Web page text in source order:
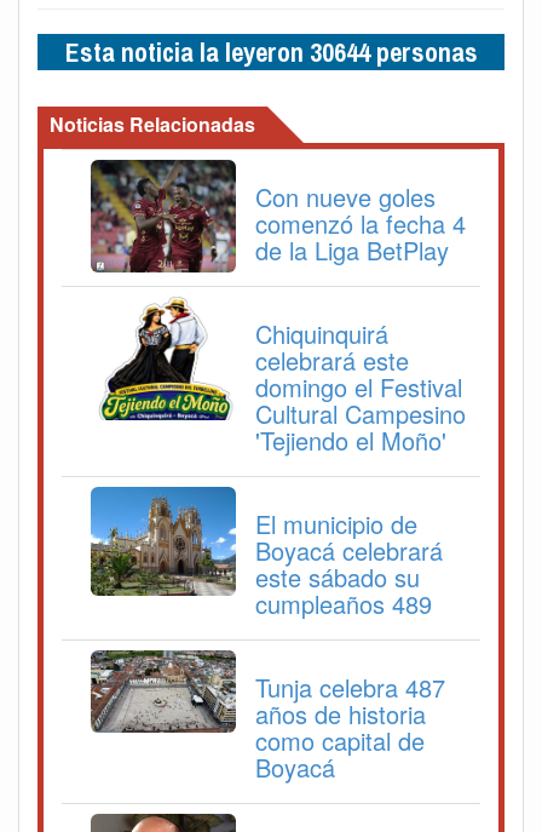
Esta noticia la leyeron 30644 personas
Noticias Relacionadas
Con nueve goles
comenzó la fecha 4
de la Liga BetPlay
Chiquinquirá
celebrará este
domingo el Festival
Cultural Campesino
'Tejiendo el Moño'
El municipio de
Boyacá celebrará
este sábado su
cumpleaños 489
Tunja celebra 487
años de historia
como capital de
Boyacá